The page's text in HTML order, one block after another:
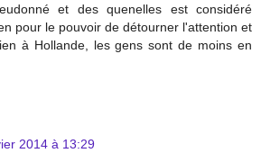
et des quenelles est considéré
pour le pouvoir de détourner l'attention et
à Hollande, les gens sont de moins en
2014 à 13:29